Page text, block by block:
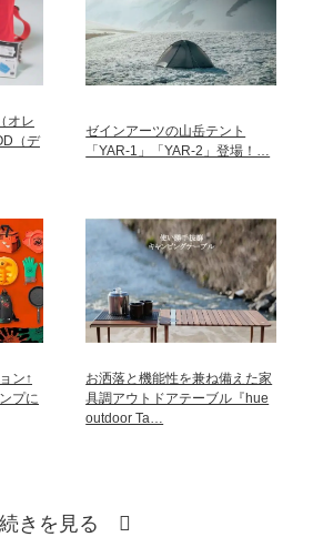
オレ
（デ
ゼインアーツの山岳テント
「YAR-1」「YAR-2」登場！…
ン↑
プに
お洒落と機能性を兼ね備えた家
具調アウトドアテーブル『hue
outdoor Ta…
続きを見る